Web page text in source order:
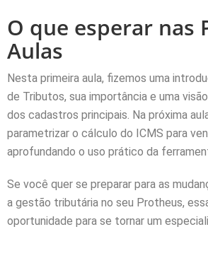
O que esperar nas
Aulas
Nesta primeira aula, fizemos uma
de Tributos, sua importância e uma
dos cadastros principais. Na próxima
parametrizar o cálculo do ICMS para
aprofundando o uso prático da
Se você quer se preparar para as
a gestão tributária no seu Protheus,
oportunidade para se tornar um